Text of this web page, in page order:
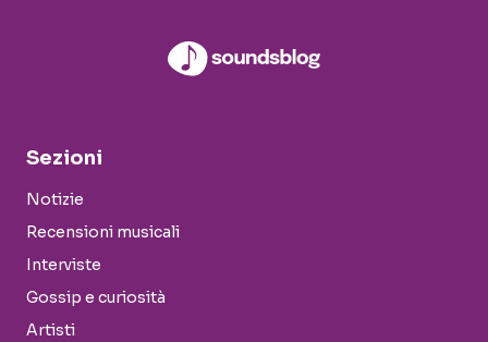
Sezioni
Notizie
Recensioni musicali
Interviste
Gossip e curiosità
Artisti